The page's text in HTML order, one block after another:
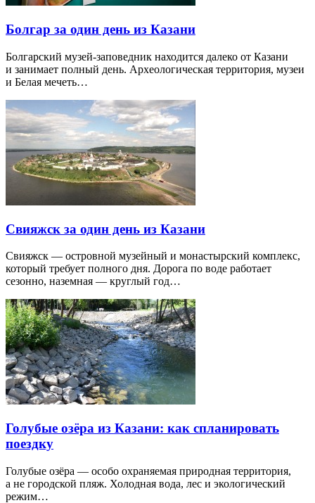
Болгар за один день из Казани
Болгарский музей-заповедник находится далеко от Казани
и занимает полный день. Археологическая территория, музеи
и Белая мечеть…
Свияжск за один день из Казани
Свияжск — островной музейный и монастырский комплекс,
который требует полного дня. Дорога по воде работает
сезонно, наземная — круглый год…
Голубые озёра из Казани: как спланировать
поездку
Голубые озёра — особо охраняемая природная территория,
а не городской пляж. Холодная вода, лес и экологический
режим…